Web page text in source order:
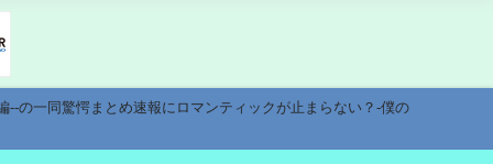
の一同驚愕まとめ速報にロマンティックが止まらない？-僕の